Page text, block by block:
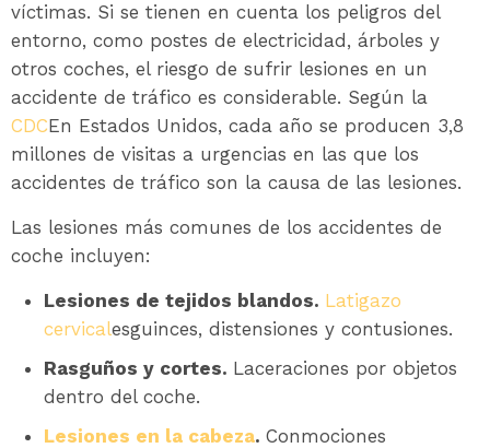
víctimas. Si se tienen en cuenta los peligros del
entorno, como postes de electricidad, árboles y
otros coches, el riesgo de sufrir lesiones en un
accidente de tráfico es considerable. Según la
CDCEn Estados Unidos, cada año se producen 3,8
millones de visitas a urgencias en las que los
accidentes de tráfico son la causa de las lesiones.
Las lesiones más comunes de los accidentes de
coche incluyen:
Lesiones de tejidos blandos. Latigazo
cervicalesguinces, distensiones y contusiones.
Rasguños y cortes. Laceraciones por objetos
dentro del coche.
Lesiones en la cabeza. Conmociones